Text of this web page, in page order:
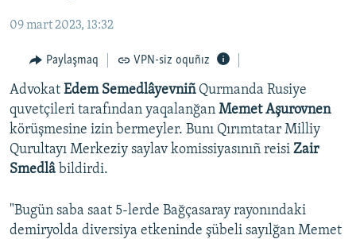
İNSAN AQLARI
VİDEO
SÜRET
BLOGLAR
FİKİR
Українською
09 mart 2023, 13:32
Paylaşmaq VPN-siz oquñız
Advokat Edem SemedlâyevniñQurmanda Rusiye
quvetçileri tarafından yaqalanğan Memet Aşurovnen
körüşmesine izin bermeyler. Bunı Qırımtatar Milliy
Qurultayı Merkeziy saylav komissiyasınıñ reisi Zair
Smedlâ bildirdi.
"Bugün saba saat 5-lerde Bağçasaray rayonındaki
demiryolda diversiya etkeninde şübeli sayılğan Memet